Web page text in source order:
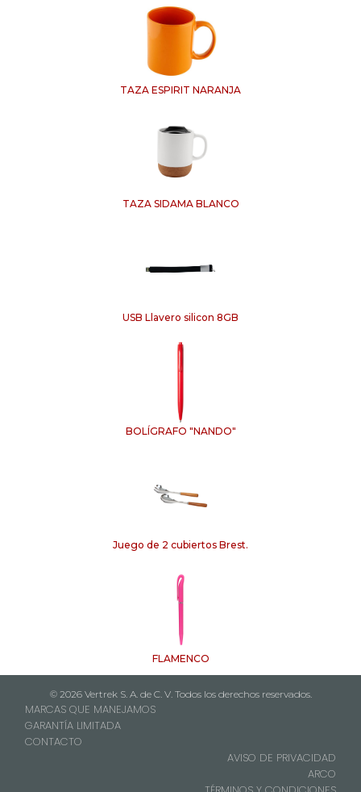
TAZA ESPIRIT NARANJA
TAZA SIDAMA BLANCO
USB Llavero silicon 8GB
BOLÍGRAFO "NANDO"
Juego de 2 cubiertos Brest.
FLAMENCO
© 2026 Vertrek S. A. de C. V. Todos los derechos reservados.
MARCAS QUE MANEJAMOS
GARANTÍA LIMITADA
CONTACTO
AVISO DE PRIVACIDAD
ARCO